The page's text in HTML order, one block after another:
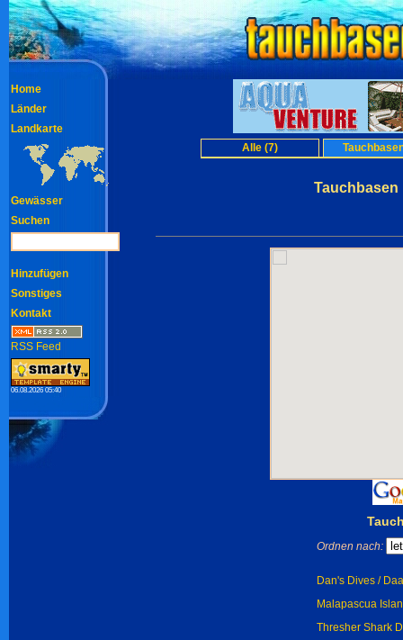
Alle (7)
Tauchbasen
Ordnen nach:
Dan's Dives /
Malapascua
Thresher Shark
Home
Länder
Landkarte
Gewässer
Suchen
Hinzufügen
Sonstiges
Kontakt
RSS Feed
06.08.2026 05:40